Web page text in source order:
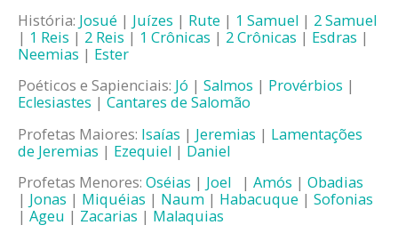
História: Josué | Juízes | Rute | 1 Samuel | 2 Samuel
| 1 Reis | 2 Reis | 1 Crônicas | 2 Crônicas | Esdras |
Neemias | Ester
Poéticos e Sapienciais: Jó | Salmos | Provérbios |
Eclesiastes | Cantares de Salomão
Profetas Maiores: Isaías | Jeremias | Lamentações
de Jeremias | Ezequiel | Daniel
Profetas Menores: Oséias | Joel | Amós | Obadias
| Jonas | Miquéias | Naum | Habacuque | Sofonias
| Ageu | Zacarias | Malaquias